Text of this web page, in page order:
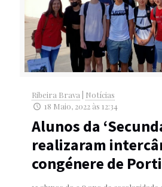
Ribeira Brava
Notícias
18 Maio, 2022 às 12:34
Alunos da
realizaram
congénere de